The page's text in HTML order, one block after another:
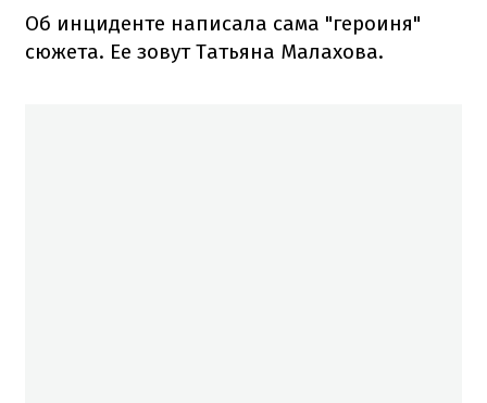
Об инциденте написала сама "героиня"
сюжета. Ее зовут Татьяна Малахова.